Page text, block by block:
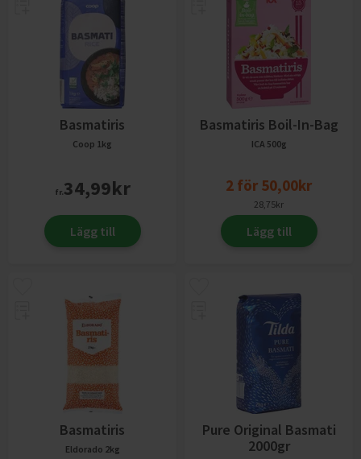
Basmatiris
Coop 1kg
fr.34,99kr
Lägg till
Basmatiris Boil-In-Bag
ICA 500g
2 för 50,00kr
28,75kr
Lägg till
Basmatiris
Eldorado 2kg
Pure Original Basmati
2000gr